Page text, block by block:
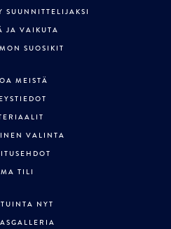
SUUNNITTELIJAKSI
JA VAIKUTA
SUOSIKIT
MEISTÄ
VALINTA
TILI
NYT